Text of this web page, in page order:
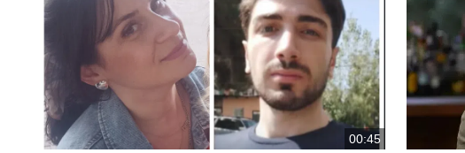
00:45